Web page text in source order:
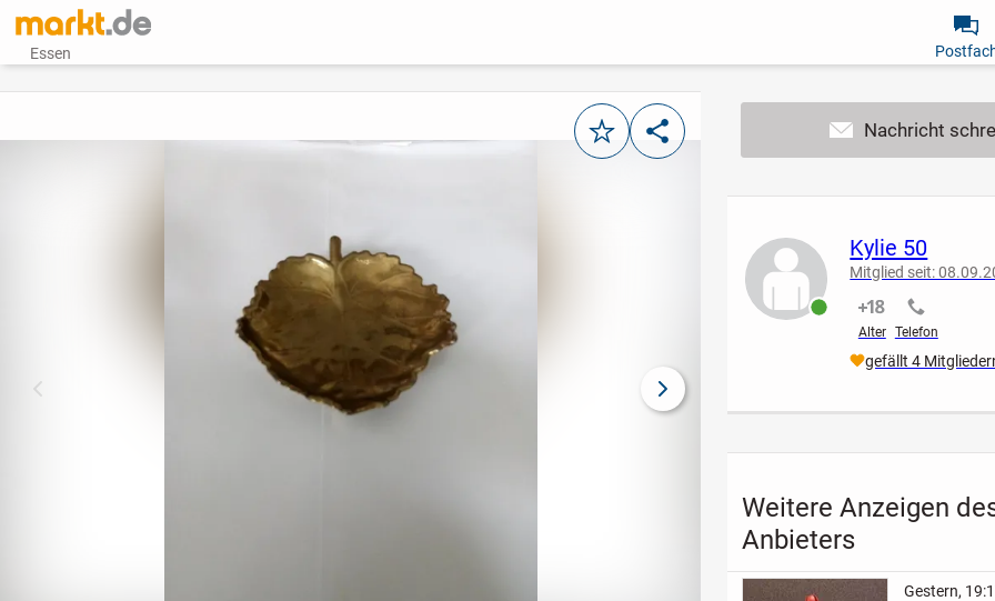
Essen
MerkenTeilen
vorheriges Bild nächstes Bild
Kylie 50
Mitglied seit:
Alter
nicht verifiziert
Telefon
nicht
gefällt 4
Weitere Anzeigen
Anbieters
Gestern,